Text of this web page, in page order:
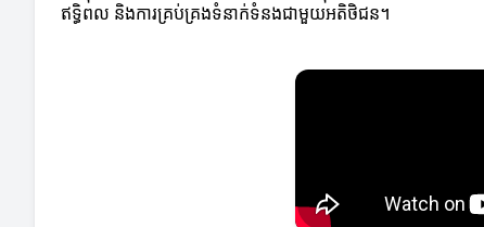
ឥទ្ធិពល និងការគ្រប់គ្រងទំនាក់ទំនងជាមួយអតិថិជន។